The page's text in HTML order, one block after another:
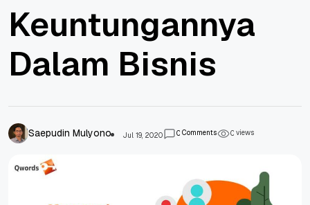
Keuntungannya
Dalam Bisnis
Saepudin Mulyono Jul 19, 2020 0Comments 0views